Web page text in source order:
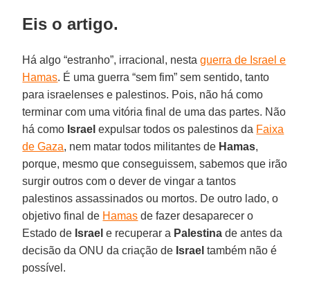
Eis o artigo.
Há algo “estranho”, irracional, nestaguerra de Israel e
Hamas. É uma guerra “sem fim” sem sentido, tanto
para israelenses e palestinos. Pois, não há como
terminar com uma vitória final de uma das partes. Não
há como Israel expulsar todos os palestinos da Faixa
de Gaza, nem matar todos militantes de Hamas,
porque, mesmo que conseguissem, sabemos que irão
surgir outros com o dever de vingar a tantos
palestinos assassinados ou mortos. De outro lado, o
objetivo final de Hamas de fazer desaparecer o
Estado de Israel e recuperar a Palestina de antes da
decisão da ONU da criação de Israel também não é
possível.